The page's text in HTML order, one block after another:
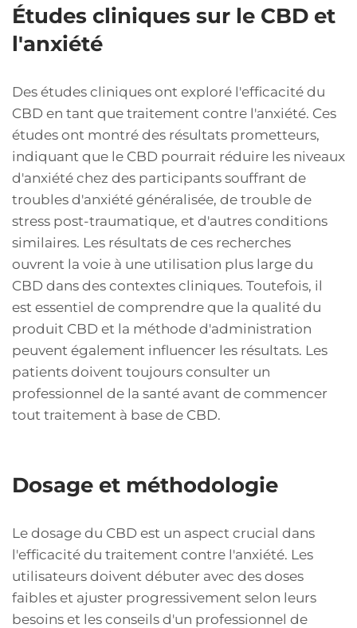
Études cliniques sur le CBD et
l'anxiété
Des études cliniques ont exploré l'efficacité du
CBD en tant que traitement contre l'anxiété. Ces
études ont montré des résultats prometteurs,
indiquant que le CBD pourrait réduire les niveaux
d'anxiété chez des participants souffrant de
troubles d'anxiété généralisée, de trouble de
stress post-traumatique, et d'autres conditions
similaires. Les résultats de ces recherches
ouvrent la voie à une utilisation plus large du
CBD dans des contextes cliniques. Toutefois, il
est essentiel de comprendre que la qualité du
produit CBD et la méthode d'administration
peuvent également influencer les résultats. Les
patients doivent toujours consulter un
professionnel de la santé avant de commencer
tout traitement à base de CBD.
Dosage et méthodologie
Le dosage du CBD est un aspect crucial dans
l'efficacité du traitement contre l'anxiété. Les
utilisateurs doivent débuter avec des doses
faibles et ajuster progressivement selon leurs
besoins et les conseils d'un professionnel de